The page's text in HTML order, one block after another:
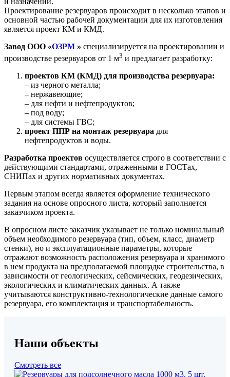
Проектирование резервуаров происходит в несколько этапов и
основной частью рабочей документации для их изготовления
является проект КМ и КМД.
Завод ООО «ОЗРМ » специализируется на проектировании и
производстве резервуаров от 1 м3 и предлагает разработку:
проектов КМ (КМД) для производства резервуара:
– из черного металла;
– нержавеющие;
– для нефти и нефтепродуктов;
– под воду;
– для системы ГВС;
проект ППР на монтаж резервуара для
нефтепродуктов и воды.
Разработка проектов осуществляется строго в соответствии с
действующими стандартами, отраженными в ГОСТах,
СНИПах и других нормативных документах.
Первым этапом всегда является оформление технического
задания на основе опросного листа, который заполняется
заказчиком проекта.
В опросном листе заказчик указывает не только номинальный
объем необходимого резервуара (тип, объем, класс, диаметр
стенки), но и эксплуатационные параметры, которые
отражают возможность расположения резервуара и хранимого
в нем продукта на предполагаемой площадке строительства, в
зависимости от геологических, сейсмических, геодезических,
экологических и климатических данных. А также
учитываются конструктивно-технологические данные самого
резервуара, его комплектация и транспортабельность.
Наши объекты
Смотреть все